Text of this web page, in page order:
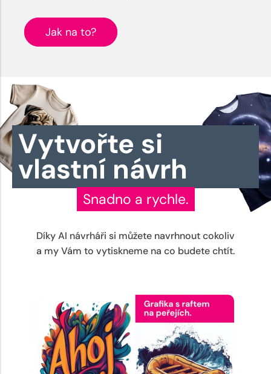
Jak na to?
Vytvořte si
vlastní návrh
Snadno a rychle.
Díky AI návrháři si můžete navrhnout cokoliv
a my Vám to vytiskneme na co budete chtít.